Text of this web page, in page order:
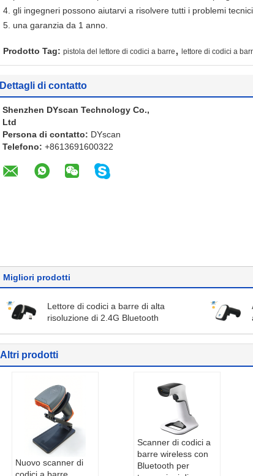
4. gli ingegneri possono aiutarvi a risolvere tutti i problemi tecnici.
5. una garanzia da 1 anno.
Prodotto Tag: pistola del lettore di codici a barre , lettore di codici a
Dettagli di contatto
Shenzhen DYscan Technology Co.,
Ltd
Persona di contatto: DYscan
Telefono: +8613691600322
Migliori prodotti
Lettore di codici a barre di alta
risoluzione di 2.4G Bluetooth
Altri prodotti
Nuovo scanner di
Scanner di codici a
barre wireless con
Bluetooth per